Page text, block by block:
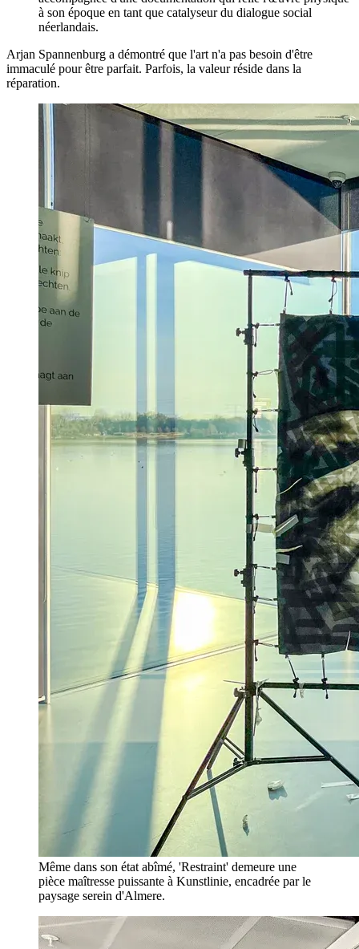
à son époque en tant que catalyseur du dialogue social
néerlandais.
Arjan Spannenburg a démontré que l'art n'a pas besoin d'être
immaculé pour être parfait. Parfois, la valeur réside dans la
réparation.
Même dans son état abîmé, 'Restraint' demeure une
pièce maîtresse puissante à Kunstlinie, encadrée par le
paysage serein d'Almere.